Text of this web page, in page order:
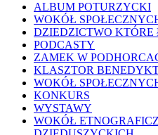
ALBUM POTURZYCKI
WOKÓŁ
DZIEDZICTWO KTÓRE
PODCASTY
ZAMEK W
KLASZTOR
WOKÓŁ
KONKURS
WYSTAWY
WOKÓŁ